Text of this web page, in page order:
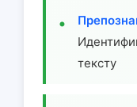
тексту